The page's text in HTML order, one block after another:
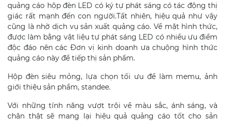
quảng cáo hộp đèn LED có ký tự phát sáng có tác động thị
giác rất mạnh đến con người.Tất nhiên, hiệu quả như vậy
cũng là nhờ dịch vụ sản xuất quảng cáo. Về mặt hình thức,
được làm bằng vật liệu tự phát sáng LED có nhiều ưu điểm
độc đáo nên các Đơn vị kinh doanh ưa chuộng hình thức
quảng cáo này để tiếp thị sản phẩm.
Hộp đèn siêu mỏng, lựa chọn tối ưu để làm memu, ảnh
giới thiệu sản phẩm, standee.
Với những tính năng vượt trội về màu sắc, ánh sáng, và
chân thật sẽ mang lại hiệu quả quảng cáo tốt cho sản